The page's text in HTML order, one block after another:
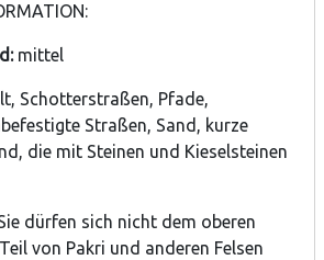
mittel
Schotterstraßen, Pfade,
Straßen, Sand, kurze
die mit Steinen und Kieselsteinen
dürfen sich nicht dem oberen
von Pakri und anderen Felsen